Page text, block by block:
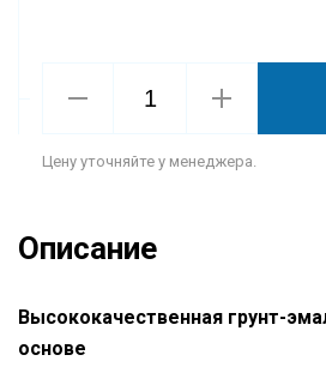
Цену уточняйте у менеджера.
Описание
Высококачественная грунт-
основе